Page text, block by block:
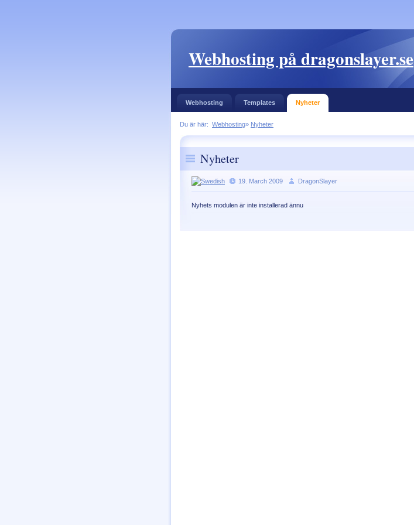
Webhosting på dragonslayer.se
Webhosting Templates Nyheter
Du är här: Webhosting» Nyheter
Nyheter
19. March 2009 DragonSlayer
Nyhets modulen är inte installerad ännu